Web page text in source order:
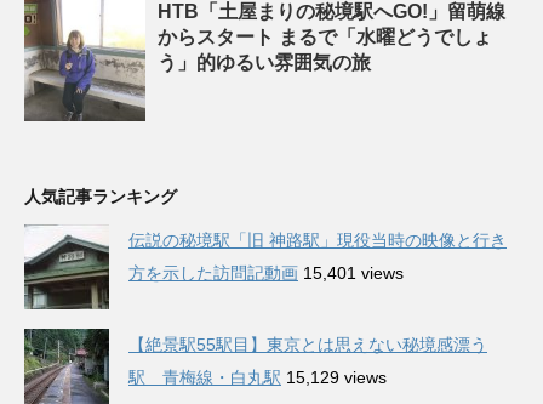
HTB「土屋まりの秘境駅へGO!」留萌線
からスタート まるで「水曜どうでしょ
う」的ゆるい雰囲気の旅
人気記事ランキング
伝説の秘境駅「旧 神路駅」現役当時の映像と行き
方を示した訪問記動画 15,401 views
【絶景駅55駅目】東京とは思えない秘境感漂う
駅 青梅線・白丸駅 15,129 views